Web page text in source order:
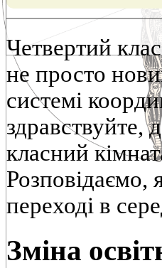
Четвертий
не просто
системі
здравствуйте,
класний
Розповідаємо,
переході в
Зміна